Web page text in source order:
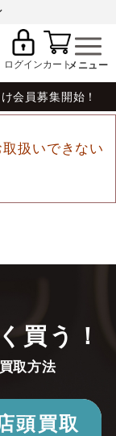
ログインカート
会員募集開始！
扱いできない
買う！
取方法
頭買取